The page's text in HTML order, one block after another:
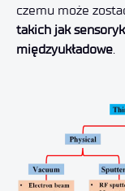
czemu może
takich jak
międzyukładowe